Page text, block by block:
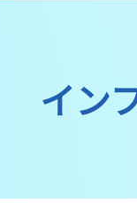
出
有料席情報
イン